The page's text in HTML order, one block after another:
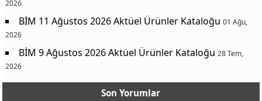
Kristal Tepsi
49,50 TL
Profesyonel Mutfak Makası
99,50 TL
Silikon Muffin Kalıbı 6'lı
2026
BİM 11 Ağustos 2026 Aktüel Ürünler Kataloğu 01 Ağu,
2026
BİM 9 Ağustos 2026 Aktüel Ürünler Kataloğu 28 Tem,
2026
Son Yorumlar